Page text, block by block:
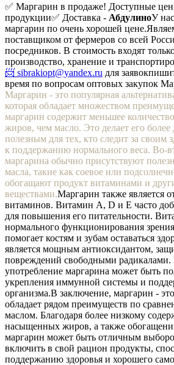
✅ Маргарин в продаже! Доступные
продукции✅ Доставка - АбдулиноУ
маргарин по очень хорошей цене.
поставщиком от фермеров со всей
посредников. В стоимость входят
производство, хранение и
📨 sibrakiopt@yandex.ru для заявок
время по вопросам оптовых закупок
Маргарин - это популярная
которая обладает множеством
маргарин содержит меньшее
жиров, чем масло. Это делает его более
полезным для тех, кто следит за своим
к поддержанию нормального веса. Во-
маргарина обычно присутствуют
масла, такие как соевое или
обогащают продукт витаминами и
веществами.Маргарин также является
витаминов. Витамин A, D и E часто
для повышения его питательности.
нормального функционирования
помогает костям и зубам оставаться
является мощным антиоксидантом,
повреждений свободными радикалами.
употребление маргарина может быть
укрепления иммунной системы и
организма.В заключение, маргарин -
обладает рядом преимуществ по
маслом. Благодаря более низкому
насыщенных жиров, а также
маргарин может быть отличным
включить в свой рацион продукты,
поддержанию здоровья и хорошего